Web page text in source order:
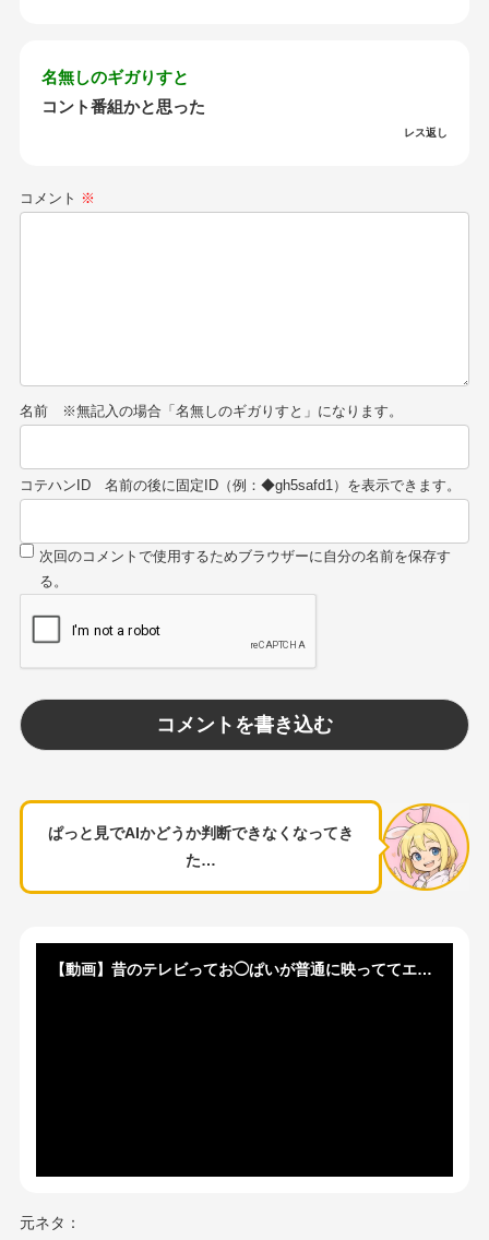
名無しのギガりすと
コント番組かと思った
レス返し
コメント ※
名前
コテハンID
ぱっと見でAIかどうか判断できなくなってき
た…
【動画】昔のテレビってお◯ぱいが普通に映っててエッチだったよな…
元ネタ：